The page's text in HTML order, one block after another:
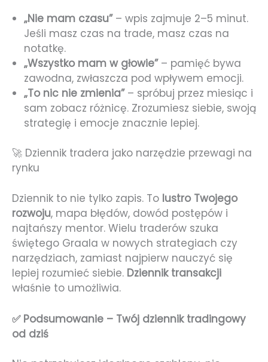
„Nie mam czasu”– wpis zajmuje 2–5 minut.
Jeśli masz czas na trade, masz czas na
notatkę.
„Wszystko mam w głowie”– pamięć bywa
zawodna, zwłaszcza pod wpływem emocji.
„To nic nie zmienia”– spróbuj przez miesiąc i
sam zobacz różnicę. Zrozumiesz siebie, swoją
strategię i emocje znacznie lepiej.
🚀 Dziennik tradera jako narzędzie przewagi na
rynku
Dziennik to nie tylko zapis. To lustro Twojego
rozwoju, mapa błędów, dowód postępów i
najtańszy mentor. Wielu traderów szuka
świętego Graala w nowych strategiach czy
narzędziach, zamiast najpierw nauczyć się
lepiej rozumieć siebie. Dziennik transakcji
właśnie to umożliwia.
✅ Podsumowanie – Twój dziennik tradingowy
od dziś